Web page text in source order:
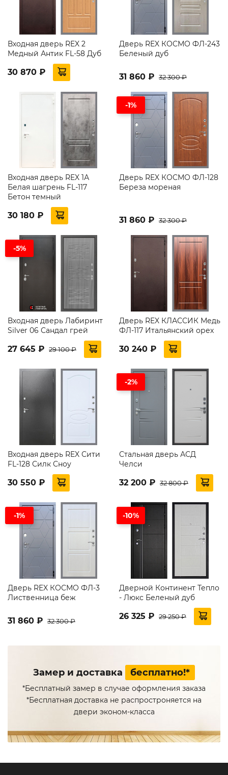
Входная дверь REX 2
Медный Антик FL-58 Дуб
30 870 ₽
Дверь REX КОСМО ФЛ-243
Беленый дуб
31 860 ₽ 32 300 ₽
Входная дверь REX 1А
Белая шагрень FL-117
Бетон темный
30 180 ₽
-1%
Дверь REX КОСМО ФЛ-128
Береза мореная
31 860 ₽ 32 300 ₽
-5%
Входная дверь Лабиринт
Silver 06 Сандал грей
27 645 ₽ 29 100 ₽
Дверь REX КЛАССИК Медь
ФЛ-117 Итальянский орех
30 240 ₽
Входная дверь REX Сити
FL-128 Силк Сноу
30 550 ₽
-2%
Стальная дверь АСД
Челси
32 200 ₽ 32 800 ₽
-1%
Дверь REX КОСМО ФЛ-3
Лиственница беж
31 860 ₽ 32 300 ₽
-10%
Дверной Континент Тепло
- Люкс Беленый дуб
26 325 ₽ 29 250 ₽
Замер и доставка бесплатно!*
*Бесплатный замер в случае оформления заказа
*Бесплатная доставка не распростроняется на
двери эконом-класса